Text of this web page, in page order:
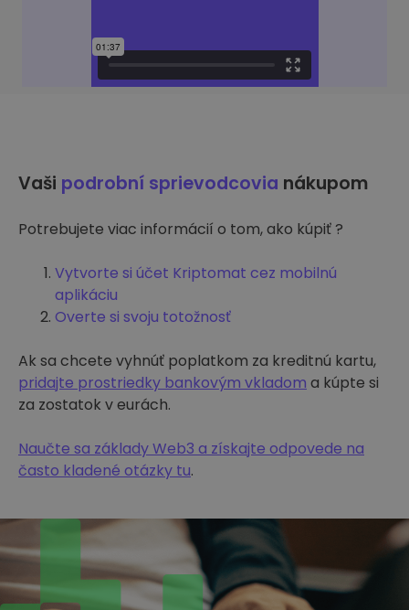
Vaši podrobní sprievodcovia nákupom
Potrebujete viac informácií o tom, ako kúpiť ?
Vytvorte si účet Kriptomat cez mobilnú
aplikáciu
Overte si svoju totožnosť
Ak sa chcete vyhnúť poplatkom za kreditnú kartu,
pridajte prostriedky bankovým vkladom a kúpte si
za zostatok v eurách.
Naučte sa základy Web3 a získajte odpovede na
často kladené otázky tu.